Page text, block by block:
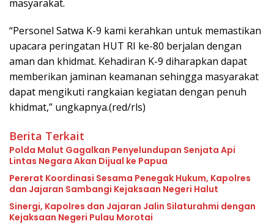
masyarakat.
“Personel Satwa K-9 kami kerahkan untuk memastikan
upacara peringatan HUT RI ke-80 berjalan dengan
aman dan khidmat. Kehadiran K-9 diharapkan dapat
memberikan jaminan keamanan sehingga masyarakat
dapat mengikuti rangkaian kegiatan dengan penuh
khidmat,” ungkapnya.(red/rls)
Berita Terkait
Polda Malut Gagalkan Penyelundupan Senjata Api
Lintas Negara Akan Dijual ke Papua
Pererat Koordinasi Sesama Penegak Hukum, Kapolres
dan Jajaran Sambangi Kejaksaan Negeri Halut
Sinergi, Kapolres dan Jajaran Jalin Silaturahmi dengan
Kejaksaan Negeri Pulau Morotai